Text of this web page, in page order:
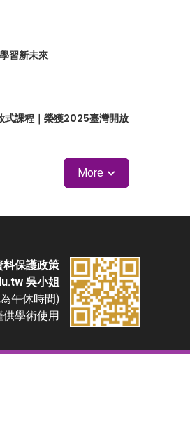
習新未來
式課程｜榮獲2025臺灣開放
More
料保護政策
吳小姐
午休時間)
供學術使用